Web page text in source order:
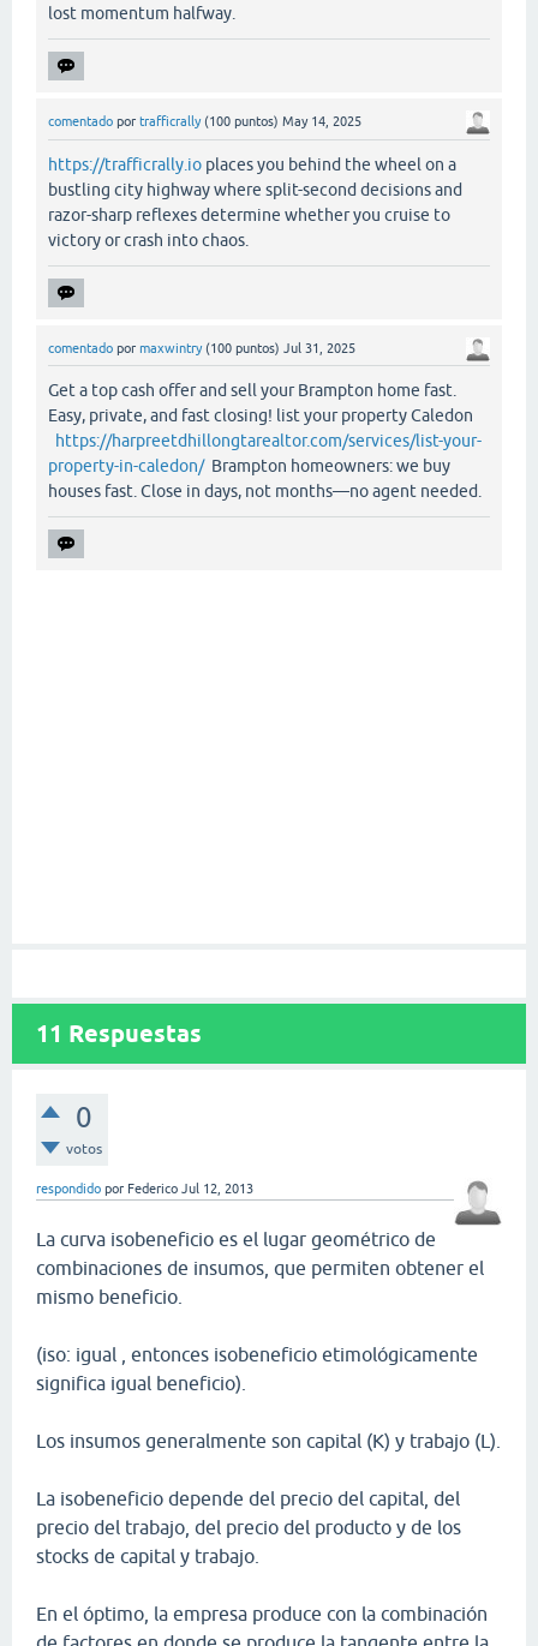
lost momentum halfway.
comentado por trafficrally (100 puntos) May 14, 2025
https://trafficrally.io places you behind the wheel on a
bustling city highway where split-second decisions and
razor-sharp reflexes determine whether you cruise to
victory or crash into chaos.
comentado por maxwintry (100 puntos) Jul 31, 2025
Get a top cash offer and sell your Brampton home fast.
Easy, private, and fast closing! list your property Caledon
https://harpreetdhillongtarealtor.com/services/list-your-
property-in-caledon/Brampton homeowners: we buy
houses fast. Close in days, not months—no agent needed.
11 Respuestas
0
votos
respondido por Federico Jul 12, 2013
La curva isobeneficio es el lugar geométrico de
combinaciones de insumos, que permiten obtener el
mismo beneficio.
(iso: igual , entonces isobeneficio etimológicamente
significa igual beneficio).
Los insumos generalmente son capital (K) y trabajo (L).
La isobeneficio depende del precio del capital, del
precio del trabajo, del precio del producto y de los
stocks de capital y trabajo.
En el óptimo, la empresa produce con la combinación